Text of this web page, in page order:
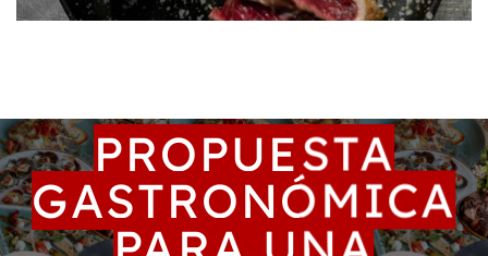
PROPUESTA
GASTRONÓMICA